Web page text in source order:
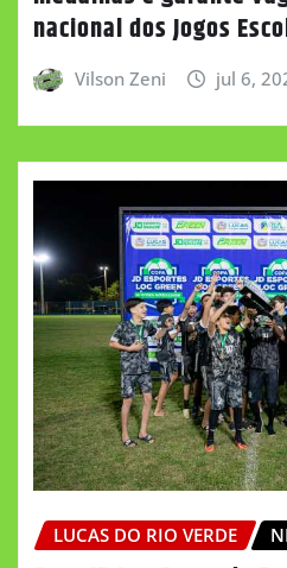
nacional dos Jogos
Vilson Zeni jul 6,
LUCAS DO RIO VERDE